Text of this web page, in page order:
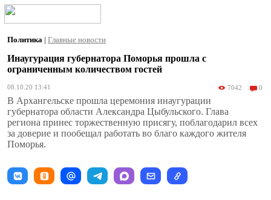
Политика | Главные новости
Инаугурация губернатора Поморья прошла с
ограниченным количеством гостей
08.10.20 13:41 7042 0
В Архангельске прошла церемония инаугурации
губернатора области Александра Цыбульского. Глава
региона принес торжественную присягу, поблагодарил всех
за доверие и пообещал работать во благо каждого жителя
Поморья.